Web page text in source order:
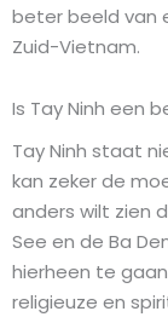
beter beeld van
Zuid-Vietnam.
Is Tay Ninh een
Tay Ninh staat
kan zeker de
anders wilt zien
See en de Ba
hierheen te
religieuze en